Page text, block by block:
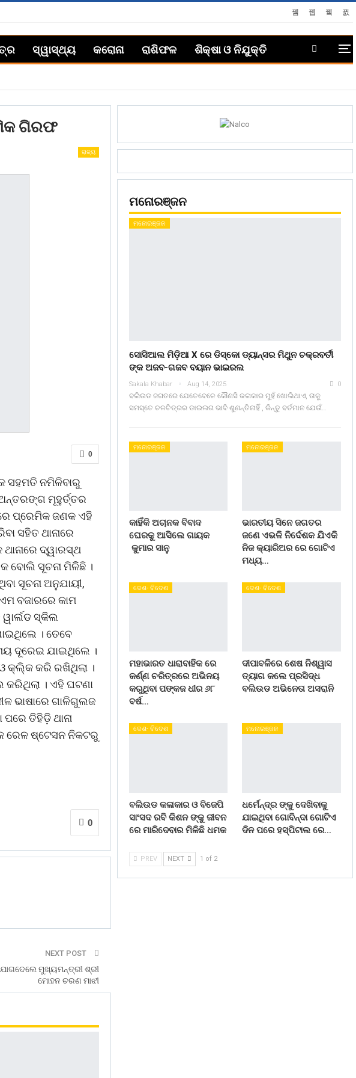
ସ୍ୱାସ୍ଥ୍ୟ କରୋନା ରାଶିଫଳ ଶିକ୍ଷା ଓ ନିଯୁକ୍ତି
ଗିରଫ
ରାଜ୍ୟ
0
ସହମତି ନମିଳିବାରୁ
ମୂହୁର୍ତ୍ତର
ପ୍ରେମିକ ଜଣକ ଏହି
ସହିତ ଥାନାରେ
ଦ୍ୱାରସ୍ଥ
ବୋଲି ସୂଚନା ମିଳିିଛି ।
ସୂଚନା ଅନୁଯାୟୀ,
ବଜାରରେ କାମ
ସ୍କିଲ
। ତେବେ
ଦୂରେଇ ଯାଇଥିଲେ ।
କ୍ଲି୍କ କରି ରଖିଥିଲା ।
। ଏହି ଘଟଣା
ଭାଷାରେ ଗାଳିଗୁଲଜ
ତିହିଡ଼ି ଥାନା
ରେଳ ଷ୍ଟେସନ ନିକଟରୁ
0
NEXT POST
ମୁଖ୍ୟମନ୍ତ୍ରୀ ଶ୍ରୀ
ମୋହନ ଚରଣ ମାଝୀ
ମନୋରଞ୍ଜନ
ମନୋରଞ୍ଜନ
ସୋସିଆଲ ମିଡ଼ିଆ X ରେ ଡିସ୍କୋ ଡ୍ୟାନ୍ସର ମିଥୁନ ଚକ୍ରବର୍ତୀ
ଙ୍କ ଅଜବ-ଗଜବ ବୟାନ ଭାଇରଲ
Sakala Khabar Aug 14, 2025 0
ବଲିଉଡ ଜଗତରେ ଯେତେବେଳେ କୌଣସି କଳାକାର ମୁହଁ ଖୋଲିଥାଏ, ତାକୁ
ସମସ୍ତେ ଚଳଚିତ୍ରର ଡାଇଲଗ ଭାବି ଶୁଣନ୍ତିନାହିଁ , କିନ୍ତୁ ବର୍ତମାନ ଯେଉଁ…
ମନୋରଞ୍ଜନ
କାହିଁକି ଅଚାନକ ବିବାଦ
ଘେରକୁ ଆସିଲେ ଗାୟକ
କୁମାର ସାନୁ
ମନୋରଞ୍ଜନ
ଭାରତୀୟ ସିନେ ଜଗତର
ଜଣେ ଏଭଳି ନିର୍ଦେଶକ ଯିଏକି
ନିଜ କ୍ୟାରିଅର ରେ ଗୋଟିଏ
ମଧ୍ୟ…
ଦେଶ- ବିଦେଶ
ମହାଭାରତ ଧାରାବାହିକ ରେ
କର୍ଣ୍ଣ ଚରିତ୍ରରେ ଅଭିନୟ
କରୁଥିବା ପଙ୍କଜ ଧୀର ୬୮
ବର୍ଷ…
ଦେଶ- ବିଦେଶ
ଦୀପାବଳିରେ ଶେଷ ନିଶ୍ୱାସ
ତ୍ୟାଗ କଲେ ପ୍ରସିଦ୍ଧ
ବଲିଉଡ ଅଭିନେତା ଅସରାନି
ଦେଶ- ବିଦେଶ
ବଲିଉଡ କଳାକାର ଓ ବିଜେପି
ସାଂସଦ ରବି କିଶନ ଙ୍କୁ ଜୀବନ
ରେ ମାରିଦେବାର ମିଳିଛି ଧମକ
ମନୋରଞ୍ଜନ
ଧର୍ମେନ୍ଦ୍ର ଙ୍କୁ ଦେଖିବାକୁ
ଯାଇଥିବା ଗୋବିନ୍ଦା ଗୋଟିଏ
ଦିନ ପରେ ହସ୍ପିଟାଲ ରେ…
PREV NEXT 1 of 2